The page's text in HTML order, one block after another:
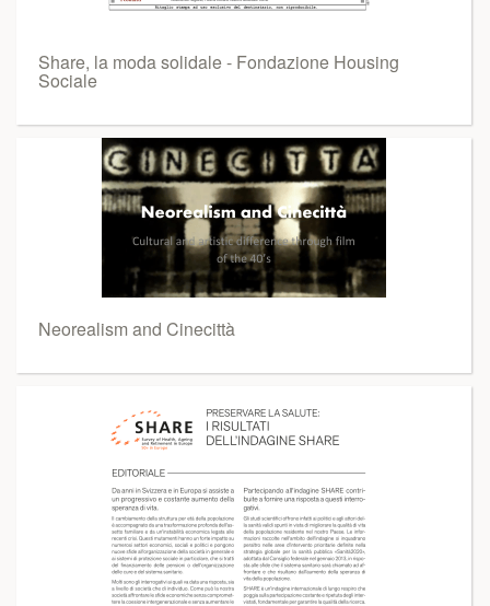
Share, la moda solidale - Fondazione Housing
Sociale
Neorealism and Cinecittà